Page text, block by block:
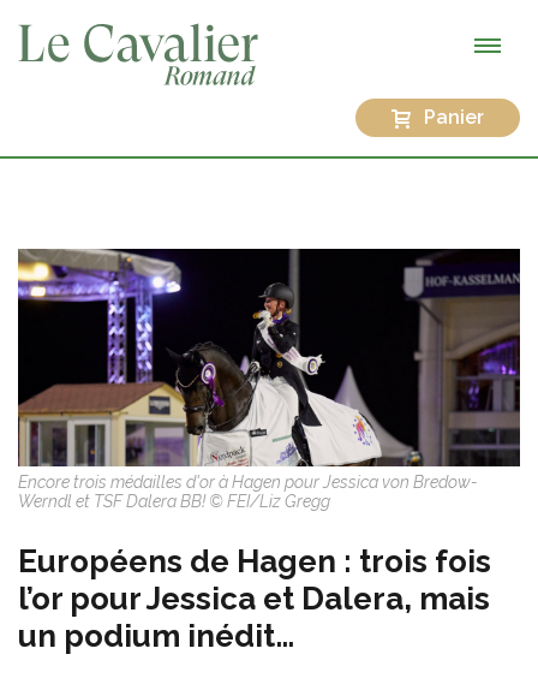
Panier
Encore trois médailles d'or à Hagen pour Jessica von Bredow-
Werndl et TSF Dalera BB! © FEI/Liz Gregg
Européens de Hagen : trois fois
l’or pour Jessica et Dalera, mais
un podium inédit…